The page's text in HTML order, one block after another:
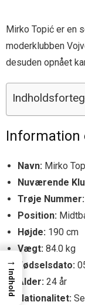
Mirko Topić er en
moderklubben
desuden opnået
Information
Navn: Mirko
Nuværende
Trøje Nummer:
Position:
Højde: 190 cm
Vægt: 84.0 kg
Fødselsdato:
Alder: 24 år
Nationalitet:
→
Indhold